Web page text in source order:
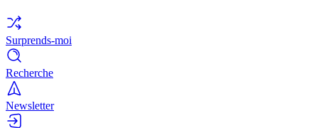
Surprends-moi
Recherche
Newsletter